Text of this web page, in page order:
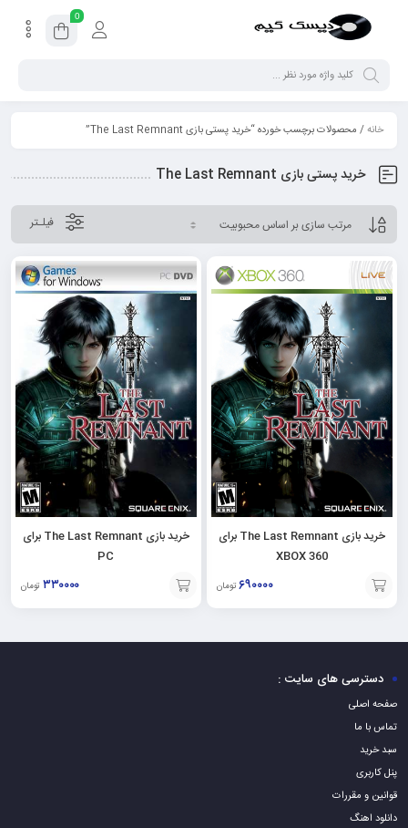
0
خانه/ محصولات برچسب خورده “خرید پستی بازی The Last Remnant”
خرید پستی بازی The Last Remnant
فیلـتر
خرید بازی The Last Remnant برای
XBOX 360
۶۹۰۰۰۰ تومان
افزودن
به
خرید بازی The Last Remnant برای
PC
۳۳۰۰۰۰ تومان
افزودن
به
دسترسی های سایت :
صفحه اصلی
تماس با ما
سبد خرید
پنل کاربری
قوانین و مقررات
دانلود اهنگ